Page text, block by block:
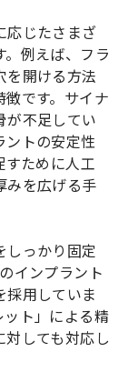
応じたさまざ
例えば、フラ
を開ける方法
です。サイナ
が不足してい
ントの安定性
すために人工
みを広げる手
しっかり固定
インプラント
採用していま
ト」による精
しても対応し